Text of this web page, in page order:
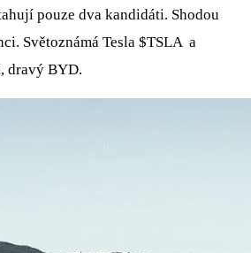
pouze dva kandidáti. Shodou
Světoznámá Tesla $TSLAa
dravý BYD.